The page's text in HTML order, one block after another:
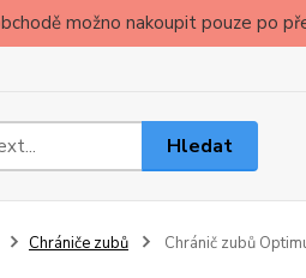
možno nakoupit pouze po
Hledat
Chrániče zubů Chránič zubů